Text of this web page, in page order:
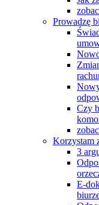
Prowadzę
Czy
Korzystam
3
E-